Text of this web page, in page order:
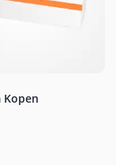
Kopen